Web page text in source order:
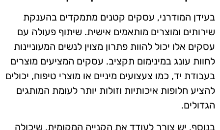
בעידן המודרני, עסקים קטנים מתמקדים בהענקת
שירותים ומוצרים מותאמים אישית. שיתוף פעולה עם
עסקים אלו יכול להוות פתרון מצוין לנשים המעוניינות
לחוות עונג במינימום תקציב. עסקים המציעים מוצרים
בעבודת יד, כמו צעצועים מיניים או מוצרי טיפוח, יכולים
להציע חלופות איכותיות וזולות יותר לעומת המותגים
הגדולים.
בנוסף, יש צורך לעודד את הקנייה המקומית, שיכולה